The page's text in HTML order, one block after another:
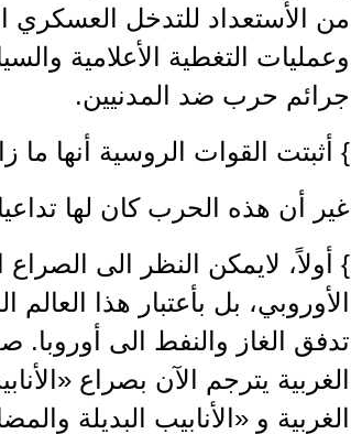
من الأستعداد للتدخل العسكري
وعمليات التغطية الأعلامية
جرائم حرب ضد المدنيين.
} أثبتت القوات الروسية أنها ما
غير أن هذه الحرب كان لها
} أولاً، لايمكن النظر الى الصراع
الأوروبي، بل بأعتبار هذا
تدفق الغاز والنفط الى أوروبا.
الغربية يترجم الآن بصراع
الغربية و «الأنابيب البديلة